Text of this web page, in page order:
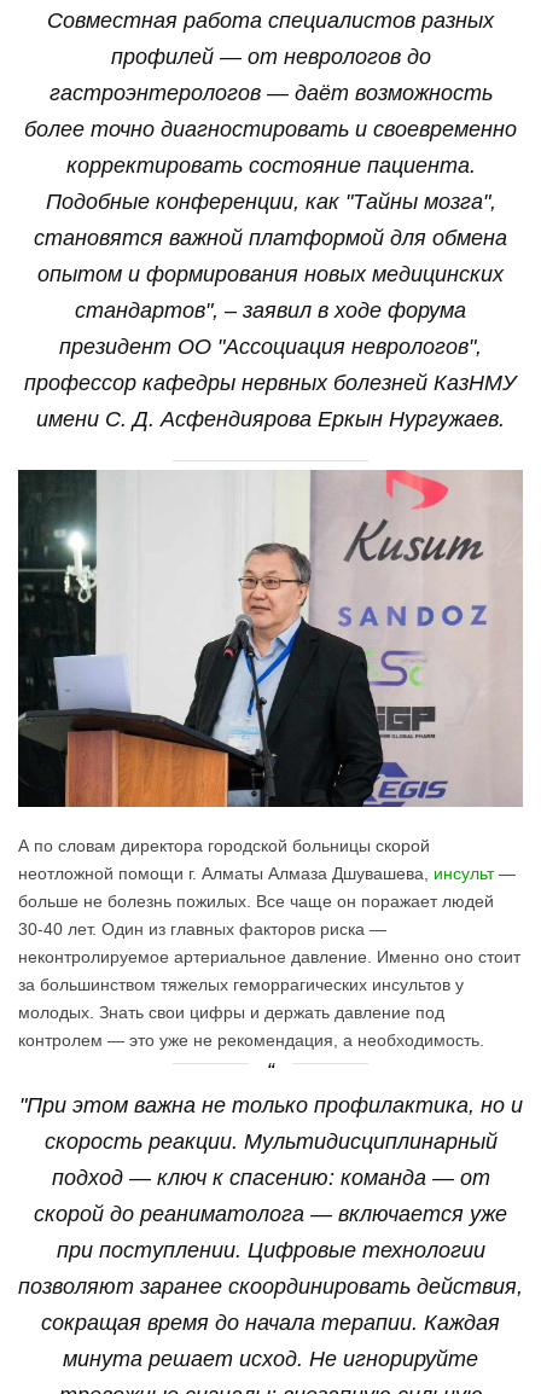
Совместная работа специалистов разных
профилей — от неврологов до
гастроэнтерологов — даёт возможность
более точно диагностировать и своевременно
корректировать состояние пациента.
Подобные конференции, как "Тайны мозга",
становятся важной платформой для обмена
опытом и формирования новых медицинских
стандартов", – заявил в ходе форума
президент ОО "Ассоциация неврологов",
профессор кафедры нервных болезней КазНМУ
имени С. Д. Асфендиярова Еркын Нургужаев.
А по словам директора городской больницы скорой
неотложной помощи г. Алматы Алмаза Дшувашева, инсульт—
больше не болезнь пожилых. Все чаще он поражает людей
30-40 лет. Один из главных факторов риска —
неконтролируемое артериальное давление. Именно оно стоит
за большинством тяжелых геморрагических инсультов у
молодых. Знать свои цифры и держать давление под
контролем — это уже не рекомендация, а необходимость.
"При этом важна не только профилактика, но и
скорость реакции. Мультидисциплинарный
подход — ключ к спасению: команда — от
скорой до реаниматолога — включается уже
при поступлении. Цифровые технологии
позволяют заранее скоординировать действия,
сокращая время до начала терапии. Каждая
минута решает исход. Не игнорируйте